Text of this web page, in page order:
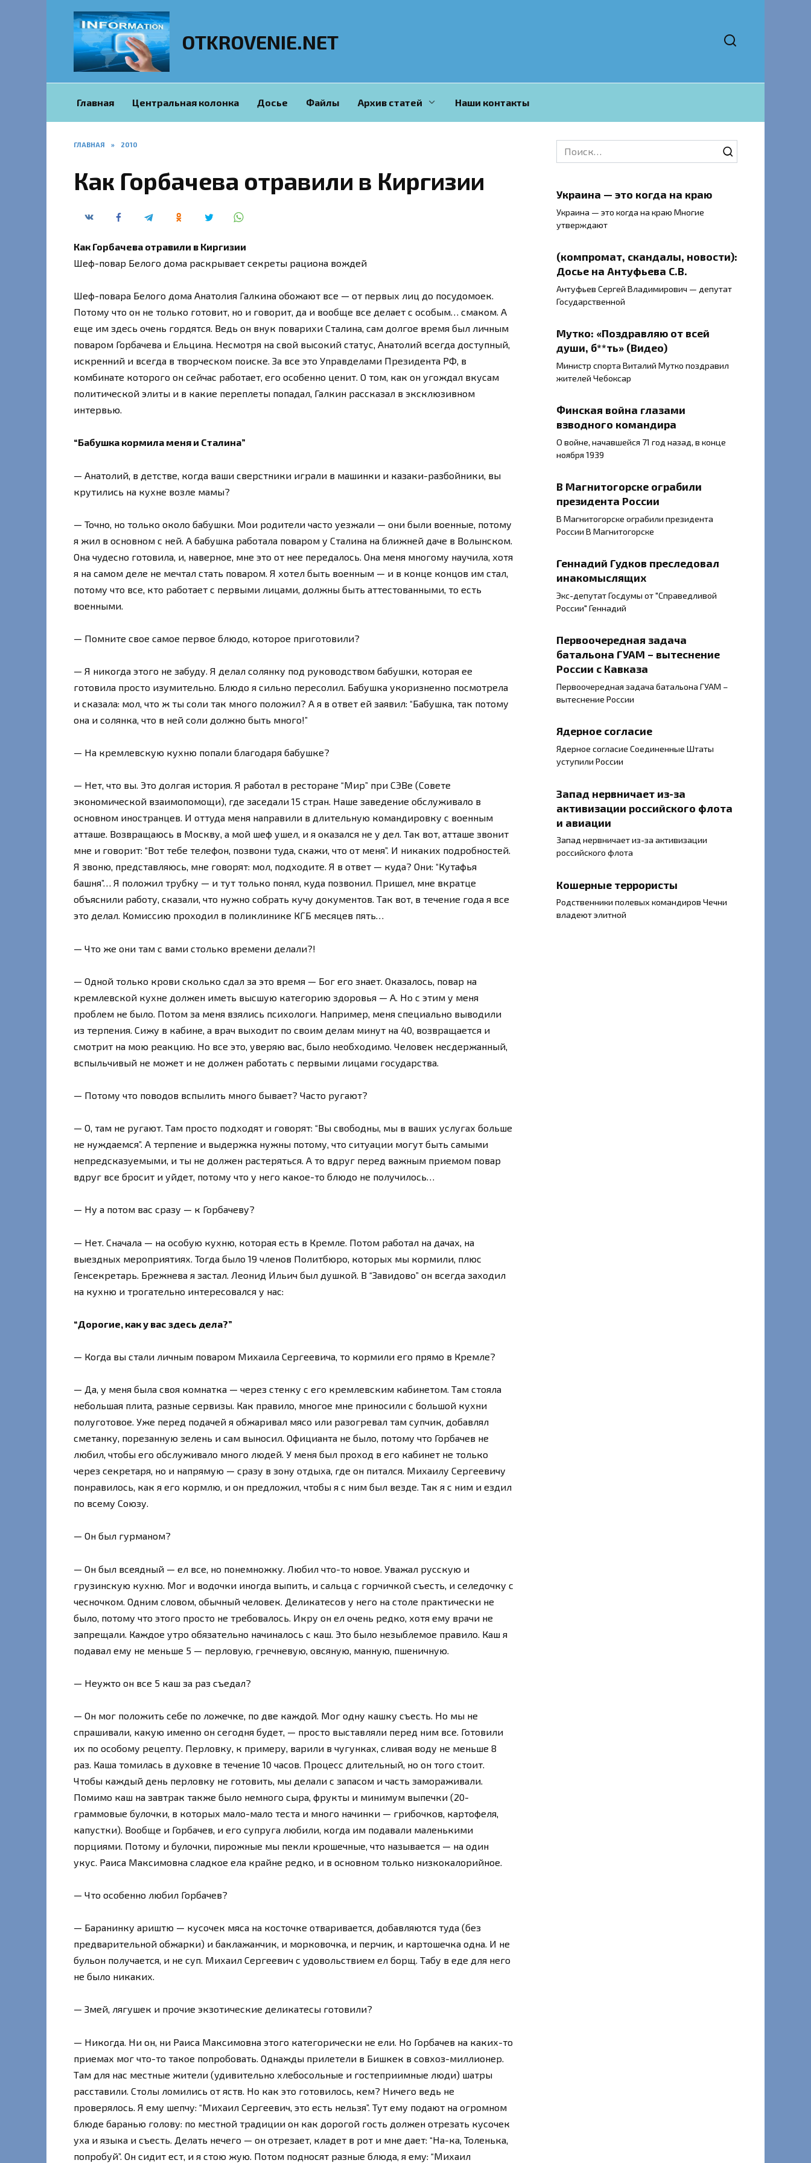
OTKROVENIE.NET
Главная Центральная колонка Досье Файлы Архив статей Наши контакты
ГЛАВНАЯ » 2010
Как Горбачева отравили в Киргизии
Как Горбачева отравили в Киргизии
Шеф-повар Белого дома раскрывает секреты рациона вождей
Шеф-повара Белого дома Анатолия Галкина обожают все — от первых лиц до посудомоек.
Потому что он не только готовит, но и говорит, да и вообще все делает с особым… смаком. А
еще им здесь очень гордятся. Ведь он внук поварихи Сталина, сам долгое время был личным
поваром Горбачева и Ельцина. Несмотря на свой высокий статус, Анатолий всегда доступный,
искренний и всегда в творческом поиске. За все это Управделами Президента РФ, в
комбинате которого он сейчас работает, его особенно ценит. О том, как он угождал вкусам
политической элиты и в какие переплеты попадал, Галкин рассказал в эксклюзивном
интервью.
“Бабушка кормила меня и Сталина”
— Анатолий, в детстве, когда ваши сверстники играли в машинки и казаки-разбойники, вы
крутились на кухне возле мамы?
— Точно, но только около бабушки. Мои родители часто уезжали — они были военные, потому
я жил в основном с ней. А бабушка работала поваром у Сталина на ближней даче в Волынском.
Она чудесно готовила, и, наверное, мне это от нее передалось. Она меня многому научила, хотя
я на самом деле не мечтал стать поваром. Я хотел быть военным — и в конце концов им стал,
потому что все, кто работает с первыми лицами, должны быть аттестованными, то есть
военными.
— Помните свое самое первое блюдо, которое приготовили?
— Я никогда этого не забуду. Я делал солянку под руководством бабушки, которая ее
готовила просто изумительно. Блюдо я сильно пересолил. Бабушка укоризненно посмотрела
и сказала: мол, что ж ты соли так много положил? А я в ответ ей заявил: “Бабушка, так потому
она и солянка, что в ней соли должно быть много!”
— На кремлевскую кухню попали благодаря бабушке?
— Нет, что вы. Это долгая история. Я работал в ресторане “Мир” при СЭВе (Совете
экономической взаимопомощи), где заседали 15 стран. Наше заведение обслуживало в
основном иностранцев. И оттуда меня направили в длительную командировку с военным
атташе. Возвращаюсь в Москву, а мой шеф ушел, и я оказался не у дел. Так вот, атташе звонит
мне и говорит: “Вот тебе телефон, позвони туда, скажи, что от меня”. И никаких подробностей.
Я звоню, представляюсь, мне говорят: мол, подходите. Я в ответ — куда? Они: “Кутафья
башня”… Я положил трубку — и тут только понял, куда позвонил. Пришел, мне вкратце
объяснили работу, сказали, что нужно собрать кучу документов. Так вот, в течение года я все
это делал. Комиссию проходил в поликлинике КГБ месяцев пять…
— Что же они там с вами столько времени делали?!
— Одной только крови сколько сдал за это время — Бог его знает. Оказалось, повар на
кремлевской кухне должен иметь высшую категорию здоровья — А. Но с этим у меня
проблем не было. Потом за меня взялись психологи. Например, меня специально выводили
из терпения. Сижу в кабине, а врач выходит по своим делам минут на 40, возвращается и
смотрит на мою реакцию. Но все это, уверяю вас, было необходимо. Человек несдержанный,
вспыльчивый не может и не должен работать с первыми лицами государства.
— Потому что поводов вспылить много бывает? Часто ругают?
— О, там не ругают. Там просто подходят и говорят: “Вы свободны, мы в ваших услугах больше
не нуждаемся”. А терпение и выдержка нужны потому, что ситуации могут быть самыми
непредсказуемыми, и ты не должен растеряться. А то вдруг перед важным приемом повар
вдруг все бросит и уйдет, потому что у него какое-то блюдо не получилось…
— Ну а потом вас сразу — к Горбачеву?
— Нет. Сначала — на особую кухню, которая есть в Кремле. Потом работал на дачах, на
выездных мероприятиях. Тогда было 19 членов Политбюро, которых мы кормили, плюс
Генсекретарь. Брежнева я застал. Леонид Ильич был душкой. В “Завидово” он всегда заходил
на кухню и трогательно интересовался у нас:
“Дорогие, как у вас здесь дела?”
— Когда вы стали личным поваром Михаила Сергеевича, то кормили его прямо в Кремле?
— Да, у меня была своя комнатка — через стенку с его кремлевским кабинетом. Там стояла
небольшая плита, разные сервизы. Как правило, многое мне приносили с большой кухни
полуготовое. Уже перед подачей я обжаривал мясо или разогревал там супчик, добавлял
сметанку, порезанную зелень и сам выносил. Официанта не было, потому что Горбачев не
любил, чтобы его обслуживало много людей. У меня был проход в его кабинет не только
через секретаря, но и напрямую — сразу в зону отдыха, где он питался. Михаилу Сергеевичу
понравилось, как я его кормлю, и он предложил, чтобы я с ним был везде. Так я с ним и ездил
по всему Союзу.
— Он был гурманом?
— Он был всеядный — ел все, но понемножку. Любил что-то новое. Уважал русскую и
грузинскую кухню. Мог и водочки иногда выпить, и сальца с горчичкой съесть, и селедочку с
чесночком. Одним словом, обычный человек. Деликатесов у него на столе практически не
было, потому что этого просто не требовалось. Икру он ел очень редко, хотя ему врачи не
запрещали. Каждое утро обязательно начиналось с каш. Это было незыблемое правило. Каш я
подавал ему не меньше 5 — перловую, гречневую, овсяную, манную, пшеничную.
— Неужто он все 5 каш за раз съедал?
— Он мог положить себе по ложечке, по две каждой. Мог одну кашку съесть. Но мы не
спрашивали, какую именно он сегодня будет, — просто выставляли перед ним все. Готовили
их по особому рецепту. Перловку, к примеру, варили в чугунках, сливая воду не меньше 8
раз. Каша томилась в духовке в течение 10 часов. Процесс длительный, но он того стоит.
Чтобы каждый день перловку не готовить, мы делали с запасом и часть замораживали.
Помимо каш на завтрак также было немного сыра, фрукты и минимум выпечки (20-
граммовые булочки, в которых мало-мало теста и много начинки — грибочков, картофеля,
капустки). Вообще и Горбачев, и его супруга любили, когда им подавали маленькими
порциями. Потому и булочки, пирожные мы пекли крошечные, что называется — на один
укус. Раиса Максимовна сладкое ела крайне редко, и в основном только низкокалорийное.
— Что особенно любил Горбачев?
— Баранинку ариштю — кусочек мяса на косточке отваривается, добавляются туда (без
предварительной обжарки) и баклажанчик, и морковочка, и перчик, и картошечка одна. И не
бульон получается, и не суп. Михаил Сергеевич с удовольствием ел борщ. Табу в еде для него
не было никаких.
— Змей, лягушек и прочие экзотические деликатесы готовили?
— Никогда. Ни он, ни Раиса Максимовна этого категорически не ели. Но Горбачев на каких-то
приемах мог что-то такое попробовать. Однажды прилетели в Бишкек в совхоз-миллионер.
Там для нас местные жители (удивительно хлебосольные и гостеприимные люди) шатры
расставили. Столы ломились от яств. Но как это готовилось, кем? Ничего ведь не
проверялось. Я ему шепчу: “Михаил Сергеевич, это есть нельзя”. Тут ему подают на огромном
блюде баранью голову: по местной традиции он как дорогой гость должен отрезать кусочек
уха и языка и съесть. Делать нечего — он отрезает, кладет в рот и мне дает: “На-ка, Толенька,
попробуй”. Он сидит ест, и я стою жую. Потом подносят разные блюда, я ему: “Михаил
Search
for:
Украина — это когда на краю
Украина — это когда на краю Многие
утверждают
(компромат, скандалы, новости):
Досье на Антуфьева С.В.
Антуфьев Сергей Владимирович — депутат
Государственной
Мутко: «Поздравляю от всей
души, б**ть» (Видео)
Министр спорта Виталий Мутко поздравил
жителей Чебоксар
Финская война глазами
взводного командира
О войне, начавшейся 71 год назад, в конце
ноября 1939
В Магнитогорске ограбили
президента России
В Магнитогорске ограбили президента
России В Магнитогорске
Геннадий Гудков преследовал
инакомыслящих
Экс-депутат Госдумы от "Справедливой
России" Геннадий
Первоочередная задача
батальона ГУАМ – вытеснение
России с Кавказа
Первоочередная задача батальона ГУАМ –
вытеснение России
Ядерное согласие
Ядерное согласие Соединенные Штаты
уступили России
Запад нервничает из-за
активизации российского флота
и авиации
Запад нервничает из-за активизации
российского флота
Кошерные террористы
Родственники полевых командиров Чечни
владеют элитной